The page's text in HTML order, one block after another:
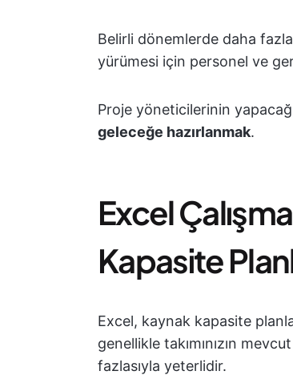
Belirli dönemlerde daha
yürümesi için personel ve
Proje yöneticilerinin
geleceğe hazırlanmak.
Excel
Kapasite
Excel, kaynak kapasite
genellikle takımınızın
fazlasıyla yeterlidir.